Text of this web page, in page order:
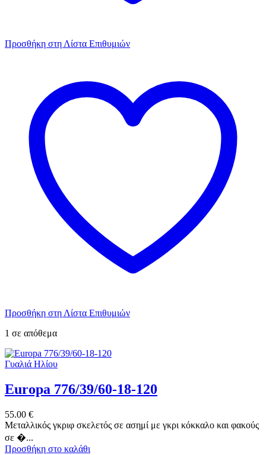
Προσθήκη στη Λίστα Επιθυμιών
Προσθήκη στη Λίστα Επιθυμιών
1 σε απόθεμα
Γυαλιά Ηλίου
Europa 776/39/60-18-120
55.00 €
Μεταλλικός γκριφ σκελετός σε ασημί με γκρι κόκκαλο και φακούς
σε �...
Προσθήκη στο καλάθι